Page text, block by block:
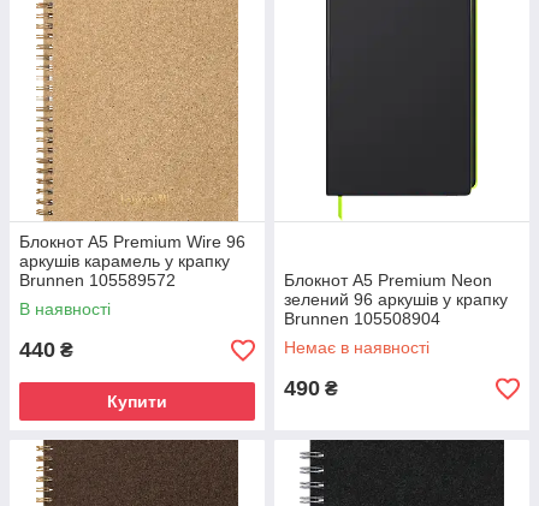
Блокнот А5 Premium Wire 96
аркушів карамель у крапку
Brunnen 105589572
В наявності
440 ₴
Купити
Блокнот А5 Premium Neon
зелений 96 аркушів у крапку
Brunnen 105508904
Немає в наявності
490 ₴